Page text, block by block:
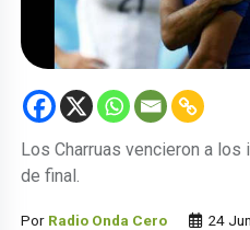
Los Charruas vencieron a
de final.
Por Radio Onda Cero 24